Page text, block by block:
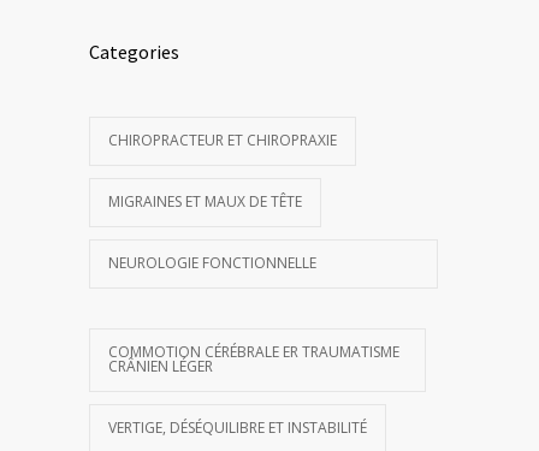
Categories
CHIROPRACTEUR ET CHIROPRAXIE
MIGRAINES ET MAUX DE TÊTE
NEUROLOGIE FONCTIONNELLE
COMMOTION CÉRÉBRALE ER TRAUMATISME
CRÂNIEN LÉGER
VERTIGE, DÉSÉQUILIBRE ET INSTABILITÉ